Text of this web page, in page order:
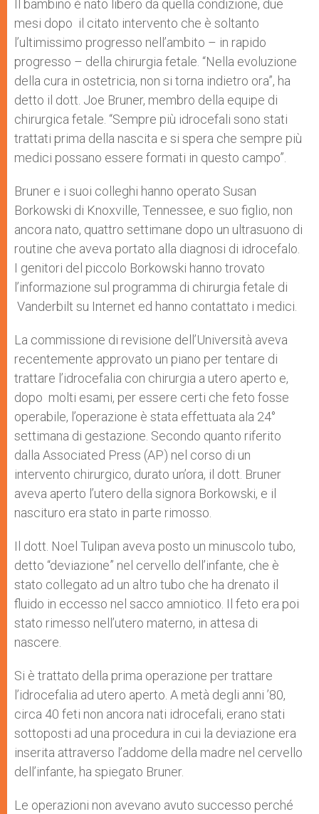
Il bambino è nato libero da quella condizione, due
mesi dopo il citato intervento che è soltanto
l’ultimissimo progresso nell’ambito – in rapido
progresso – della chirurgia fetale. “Nella evoluzione
della cura in ostetricia, non si torna indietro ora”, ha
detto il dott. Joe Bruner, membro della equipe di
chirurgica fetale. “Sempre più idrocefali sono stati
trattati prima della nascita e si spera che sempre più
medici possano essere formati in questo campo”.
Bruner e i suoi colleghi hanno operato Susan
Borkowski di Knoxville, Tennessee, e suo figlio, non
ancora nato, quattro settimane dopo un ultrasuono di
routine che aveva portato alla diagnosi di idrocefalo.
I genitori del piccolo Borkowski hanno trovato
l’informazione sul programma di chirurgia fetale di
Vanderbilt su Internet ed hanno contattato i medici.
La commissione di revisione dell’Università aveva
recentemente approvato un piano per tentare di
trattare l’idrocefalia con chirurgia a utero aperto e,
dopo molti esami, per essere certi che feto fosse
operabile, l’operazione è stata effettuata ala 24°
settimana di gestazione. Secondo quanto riferito
dalla Associated Press (AP) nel corso di un
intervento chirurgico, durato un’ora, il dott. Bruner
aveva aperto l’utero della signora Borkowski, e il
nascituro era stato in parte rimosso.
Il dott. Noel Tulipan aveva posto un minuscolo tubo,
detto “deviazione” nel cervello dell’infante, che è
stato collegato ad un altro tubo che ha drenato il
fluido in eccesso nel sacco amniotico. Il feto era poi
stato rimesso nell’utero materno, in attesa di
nascere.
Si è trattato della prima operazione per trattare
l’idrocefalia ad utero aperto. A metà degli anni ’80,
circa 40 feti non ancora nati idrocefali, erano stati
sottoposti ad una procedura in cui la deviazione era
inserita attraverso l’addome della madre nel cervello
dell’infante, ha spiegato Bruner.
Le operazioni non avevano avuto successo perché